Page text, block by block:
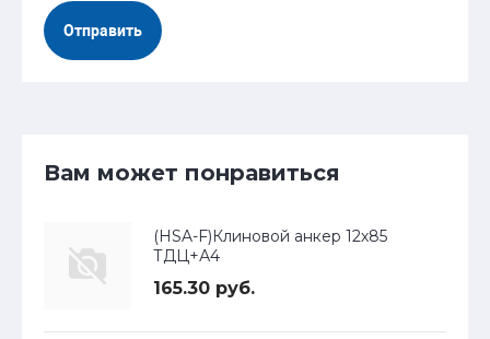
Отправить
Вам может понравиться
(HSA-F)Клиновой анкер 12х85
ТДЦ+А4
165.30 руб.